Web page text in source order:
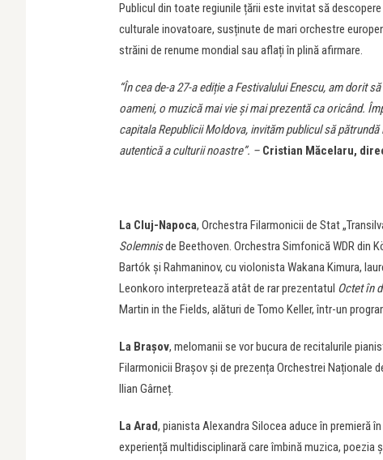
Publicul din toate regiunile țării este invitat să
culturale inovatoare, susținute de mari orchestre
străini de renume mondial sau aflați în plină afirmare.
“În cea de-a 27-a ediție a Festivalului Enescu, am dorit
oameni, o muzică mai vie și mai prezentă ca oricând.
capitala Republicii Moldova, invităm publicul să
autentică a culturii noastre”. – Cristian Măcelaru,
La Cluj-Napoca, Orchestra Filarmonicii de Stat
Solemnisde Beethoven. Orchestra Simfonică WDR din
Bartók și Rahmaninov, cu violonista Wakana Kimura,
Leonkoro interpretează atât de rar prezentatul Octet în
Martin in the Fields, alături de Tomo Keller, într-un
La Brașov, melomanii se vor bucura de recitalurile
Filarmonicii Brașov și de prezența Orchestrei Naționale
Ilian Gârneț.
La Arad, pianista Alexandra Silocea aduce în premieră
experiență multidisciplinară care îmbină muzica, poezia